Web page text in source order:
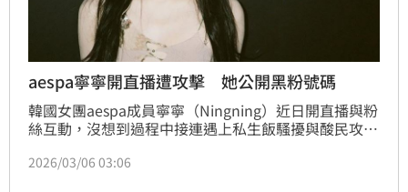
aespa寧寧開直播遭攻擊 她公開黑粉號碼
韓國女團aespa成員寧寧（Ningning）近日開直播與粉
絲互動，沒想到過程中接連遇上私生飯騷擾與酸民攻
的私人電話，她還遭到留言嘲諷「素顏很醜」，寧寧當
2026/03/06 03:06